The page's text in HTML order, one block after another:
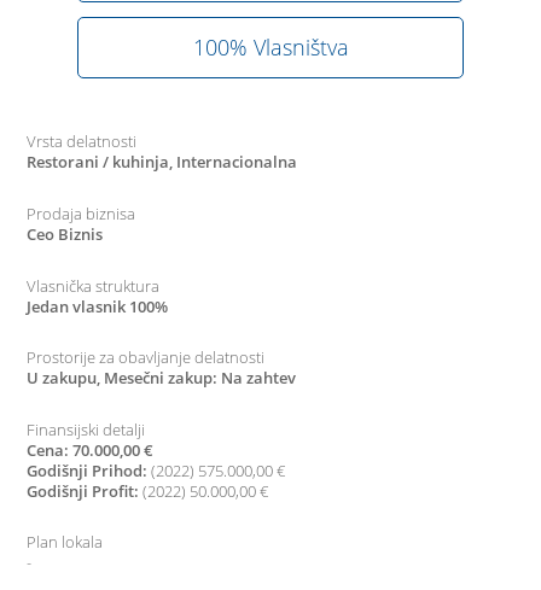
100% Vlasništva
Vrsta delatnosti
Restorani / kuhinja, Internacionalna
Prodaja biznisa
Ceo Biznis
Vlasnička struktura
Jedan vlasnik 100%
Prostorije za obavljanje delatnosti
U zakupu, Mesečni zakup: Na zahtev
Finansijski detalji
Cena: 70.000,00 €
Godišnji Prihod:(2022) 575.000,00 €
Godišnji Profit:(2022) 50.000,00 €
Plan lokala
-